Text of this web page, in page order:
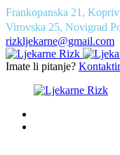
Frankopanska 21,
Virovska 25, Novigrad
rizkljekarne@gmail.com
Imate li pitanje?